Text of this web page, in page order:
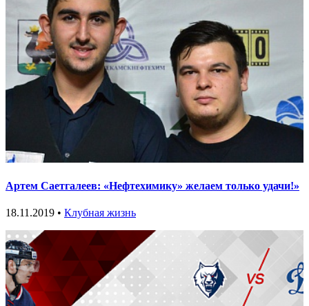
Артем Саетгалеев: «Нефтехимику» желаем только удачи!»
18.11.2019 • Клубная жизнь